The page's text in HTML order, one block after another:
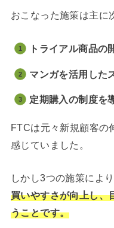
おこなった施策は主に
トライアル商品の
マンガを活用した
定期購入の制度を
FTCは元々新規顧客の
感じていました。
しかし3つの施策により
買いやすさが向上し、
うことです。